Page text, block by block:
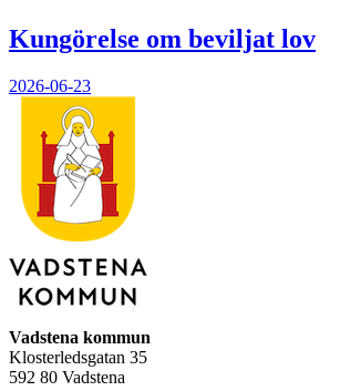
Kungörelse om beviljat lov
2026-06-23
Vadstena kommun
Klosterledsgatan 35
592 80 Vadstena